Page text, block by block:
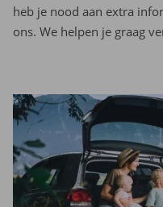
heb je nood aan extra
ons. We helpen je graag